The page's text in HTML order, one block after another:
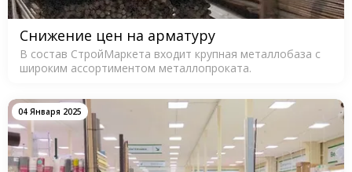
Снижение цен на арматуру
В состав СтройМаркета входит крупная металлобаза с
широким ассортиментом металлопроката.
04 Января 2025